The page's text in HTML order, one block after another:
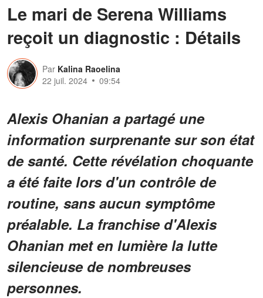
Le mari de Serena Williams
reçoit un diagnostic : Détails
Par Kalina Raoelina
22 juil. 2024
09:54
Alexis Ohanian a partagé une
information surprenante sur son état
de santé. Cette révélation choquante
a été faite lors d'un contrôle de
routine, sans aucun symptôme
préalable. La franchise d'Alexis
Ohanian met en lumière la lutte
silencieuse de nombreuses
personnes.